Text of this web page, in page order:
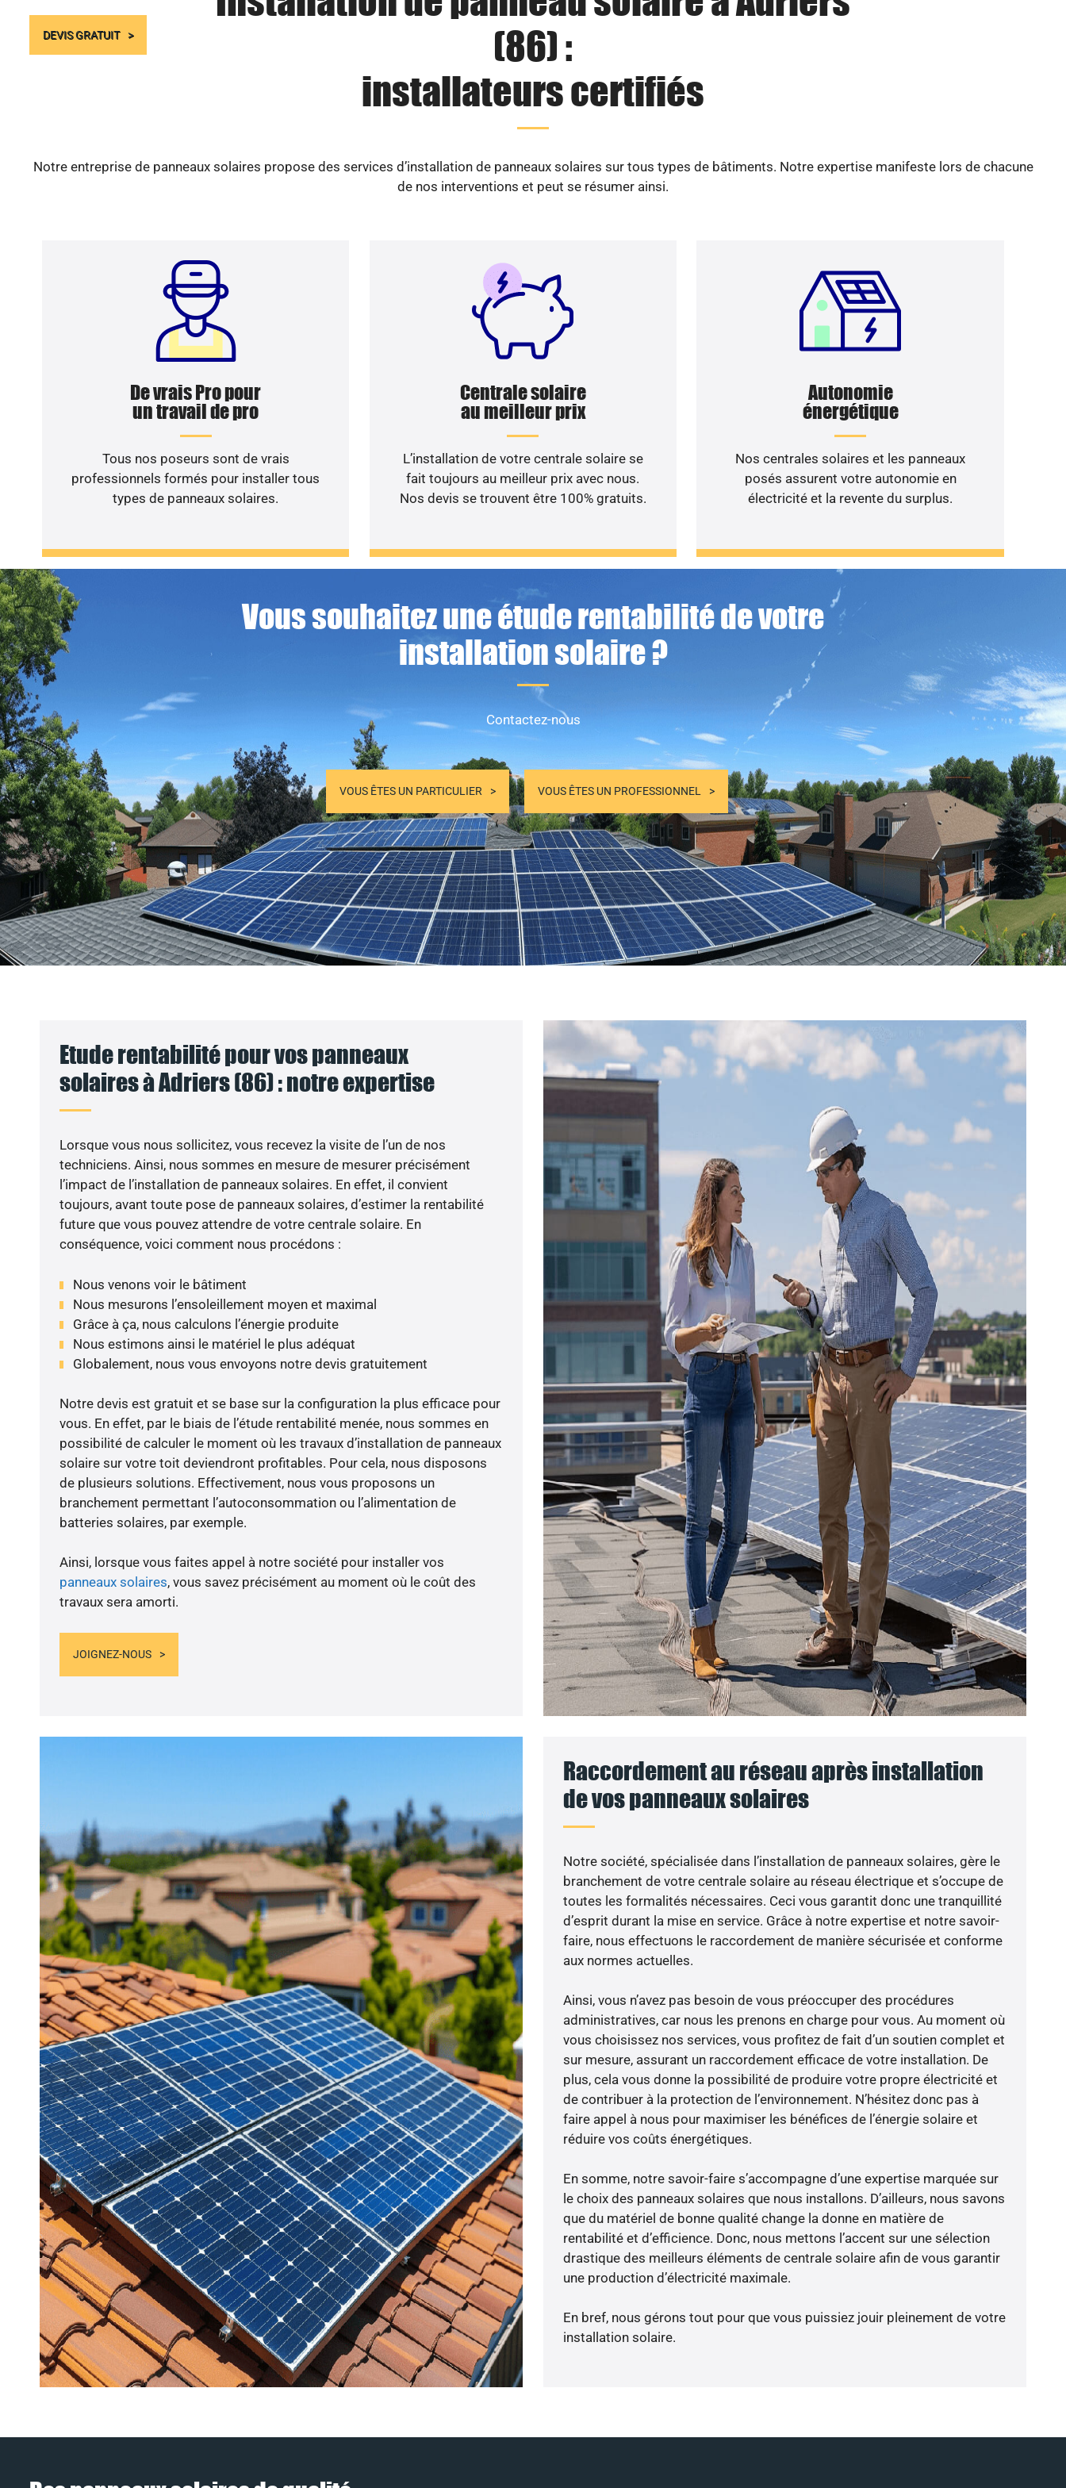
DEVIS GRATUIT
(86) :
installateurs certifiés
Notre entreprise de panneaux solaires propose des services d’installation de panneaux solaires sur tous types de bâtiments. Notre expertise manifeste lors de chacune
de nos interventions et peut se résumer ainsi.
De vrais Pro pour
un travail de pro
Tous nos poseurs sont de vrais
professionnels formés pour installer tous
types de panneaux solaires.
Centrale solaire
au meilleur prix
L’installation de votre centrale solaire se
fait toujours au meilleur prix avec nous.
Nos devis se trouvent être 100% gratuits.
Autonomie
énergétique
Nos centrales solaires et les panneaux
posés assurent votre autonomie en
électricité et la revente du surplus.
Vous souhaitez une étude rentabilité de votre
installation solaire ?
Contactez-nous
VOUS ÊTES UN PARTICULIER VOUS ÊTES UN PROFESSIONNEL
Etude rentabilité pour vos panneaux
solaires à Adriers (86) : notre expertise
Lorsque vous nous sollicitez, vous recevez la visite de l’un de nos
techniciens. Ainsi, nous sommes en mesure de mesurer précisément
l’impact de l’installation de panneaux solaires. En effet, il convient
toujours, avant toute pose de panneaux solaires, d’estimer la rentabilité
future que vous pouvez attendre de votre centrale solaire. En
conséquence, voici comment nous procédons :
Nous venons voir le bâtiment
Nous mesurons l’ensoleillement moyen et maximal
Grâce à ça, nous calculons l’énergie produite
Nous estimons ainsi le matériel le plus adéquat
Globalement, nous vous envoyons notre devis gratuitement
Notre devis est gratuit et se base sur la configuration la plus efficace pour
vous. En effet, par le biais de l’étude rentabilité menée, nous sommes en
possibilité de calculer le moment où les travaux d’installation de panneaux
solaire sur votre toit deviendront profitables. Pour cela, nous disposons
de plusieurs solutions. Effectivement, nous vous proposons un
branchement permettant l’autoconsommation ou l’alimentation de
batteries solaires, par exemple.
Ainsi, lorsque vous faites appel à notre société pour installer vos
panneaux solaires, vous savez précisément au moment où le coût des
travaux sera amorti.
JOIGNEZ-NOUS
Raccordement au réseau après installation
de vos panneaux solaires
Notre société, spécialisée dans l’installation de panneaux solaires, gère le
branchement de votre centrale solaire au réseau électrique et s’occupe de
toutes les formalités nécessaires. Ceci vous garantit donc une tranquillité
d’esprit durant la mise en service. Grâce à notre expertise et notre savoir-
faire, nous effectuons le raccordement de manière sécurisée et conforme
aux normes actuelles.
Ainsi, vous n’avez pas besoin de vous préoccuper des procédures
administratives, car nous les prenons en charge pour vous. Au moment où
vous choisissez nos services, vous profitez de fait d’un soutien complet et
sur mesure, assurant un raccordement efficace de votre installation. De
plus, cela vous donne la possibilité de produire votre propre électricité et
de contribuer à la protection de l’environnement. N’hésitez donc pas à
faire appel à nous pour maximiser les bénéfices de l’énergie solaire et
réduire vos coûts énergétiques.
En somme, notre savoir-faire s’accompagne d’une expertise marquée sur
le choix des panneaux solaires que nous installons. D’ailleurs, nous savons
que du matériel de bonne qualité change la donne en matière de
rentabilité et d’efficience. Donc, nous mettons l’accent sur une sélection
drastique des meilleurs éléments de centrale solaire afin de vous garantir
une production d’électricité maximale.
En bref, nous gérons tout pour que vous puissiez jouir pleinement de votre
installation solaire.